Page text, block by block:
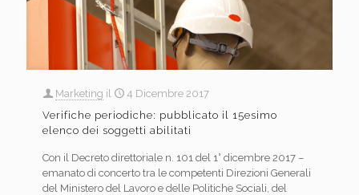
Marketing il
4 Dicembre 2017
Verifiche periodiche: pubblicato il 15esimo
elenco dei soggetti abilitati
Con il Decreto direttoriale n. 101 del 1° dicembre 2017 –
emanato di concerto tra le competenti Direzioni Generali
del Ministero del Lavoro e delle Politiche Sociali, del